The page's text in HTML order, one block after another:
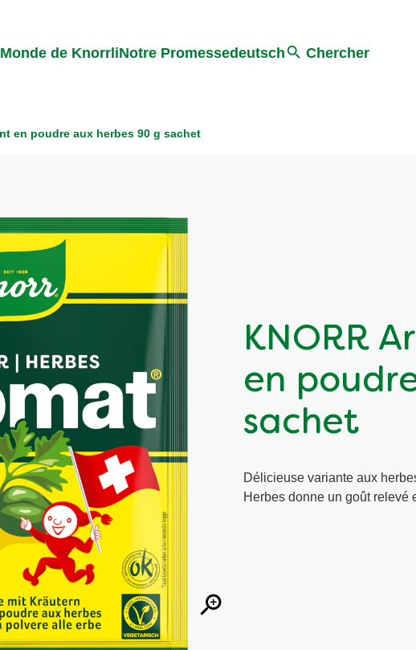
de KnorrliNotre Promessedeutsch Chercher
en poudre aux herbes 90 g sachet
KNORR
en
sachet
Délicieuse variante aux
Herbes donne un goût relevé